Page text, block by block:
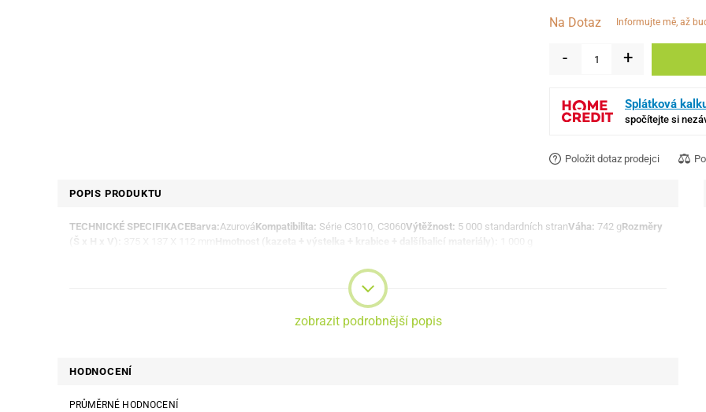
Na Dotaz informujte mě, až
- +
Splátková
spočítejte si
Položit dotaz prodejci
POPIS PRODUKTU
TECHNICKÉ SPECIFIKACEBarva:AzurováKompatibilita: Série C3010, C3060Výtěžnost: 5 000 standardních stranVáha: 742 gRozměry
Hmotnost (kazeta + výstelka + krabice + dalšíbalicí materiály):
zobrazit podrobnější popis
HODNOCENÍ
PRŮMĚRNÉ HODNOCENÍ